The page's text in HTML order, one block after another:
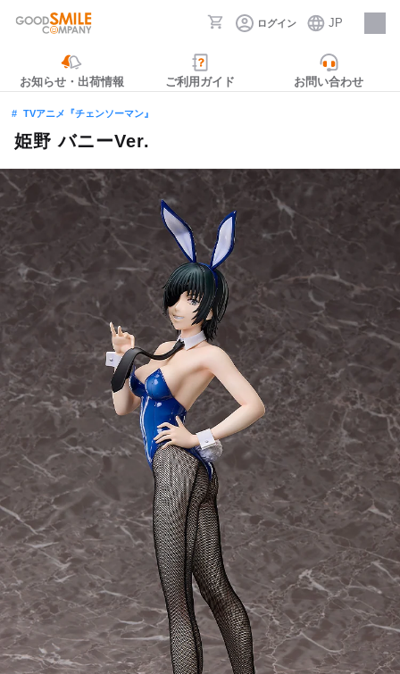
ログイン JP
採用情報
お知らせ・出荷情報 ご利用ガイド お問い合わせ
TVアニメ『チェンソーマン』
姫野 バニーVer.